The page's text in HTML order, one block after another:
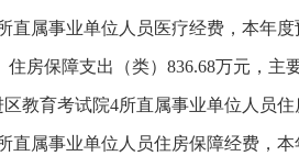
直属事业单位人员医疗经费，本年
住房保障支出（类）836.68万元，
教育考试院4所直属事业单位人员
直属事业单位人员住房保障经费，